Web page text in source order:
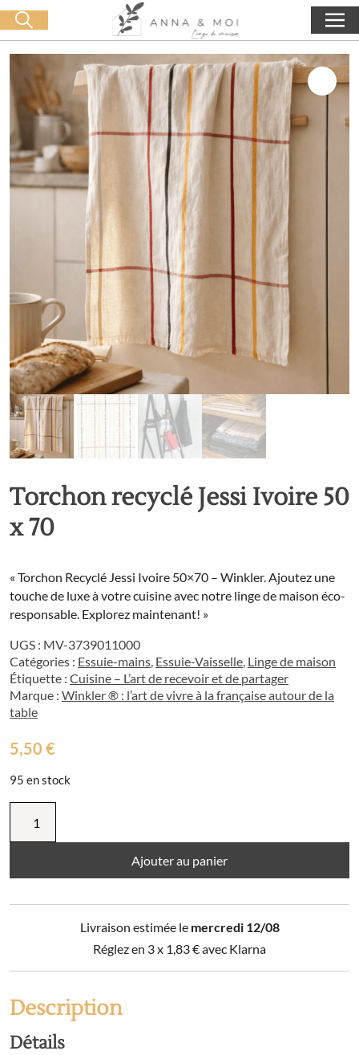
Livraison offerte dès 60€ d'achat 0,00€
Lancer la recherche
Torchon recyclé Jessi Ivoire 50
x 70
« Torchon Recyclé Jessi Ivoire 50×70 – Winkler. Ajoutez une
touche de luxe à votre cuisine avec notre linge de maison éco-
responsable. Explorez maintenant! »
UGS : MV-3739011000
Catégories : Essuie-mains, Essuie-Vaisselle, Linge de maison
Étiquette : Cuisine – L’art de recevoir et de partager
Marque : Winkler ® : l’art de vivre à la française autour de la
table
5,50 €
95 en stock
Torchon
Jessi
Ajouter au panier
Livraison estimée le mercredi 12/08
Réglez en 3 x 1,83€avec Klarna
Description
Détails